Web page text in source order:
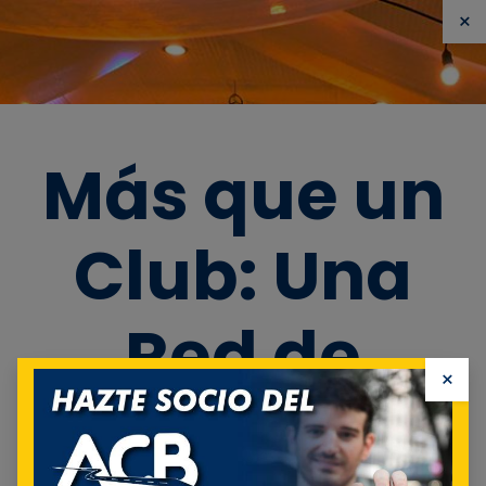
Centro de atención telefónica:2791727
Auxilio
mecánico:800163316
Automóvil Club Boliviano
Identificarse
×
Más que un
Club: Una
Red de
Beneficios
×